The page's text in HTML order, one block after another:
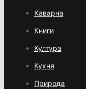
Каварна
Книги
Култура
Кухня
Природа